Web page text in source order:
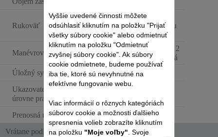
Rukoväť
Rukoväť Ergo
Comfort s funkciou
Easy Brush
Manévrovateľnosť
1 x 360° kolieska + 2
x veľké zadné kolesá
Úložný systém
1
Ukazovateľ maximálnej
úrovne prachu
Prenosná rukoväť
Vrátane podlahových nástavcov a príslušenstva
Vyššie uvedené činnosti môžete
odsúhlasiť kliknutím na položku "Prijať
všetky súbory cookie" alebo odmietnuť
kliknutím na položku "Odmietnuť
zvyšnej súbory cookie". Ak súbory
cookie odmietnete, budeme používať
iba tie, ktoré sú nevyhnutné na
efektívne fungovanie webu.
Viac informácií o rôznych kategóriách
súborov cookie a možnosti ďalšieho
spresnenia volieb zobrazíte kliknutím
na položku "Moje voľby" . Svoje